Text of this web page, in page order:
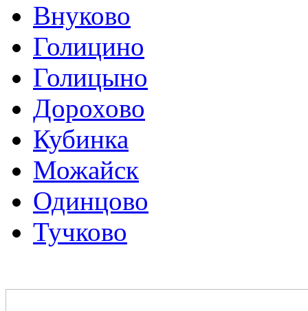
Внуково
Голицино
Голицыно
Дорохово
Кубинка
Можайск
Одинцово
Тучково